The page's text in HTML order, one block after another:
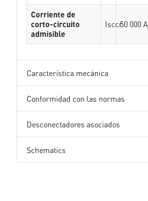
Corriente de
corto-circuito
admisible
Isccr50 000 A
Característica mecánica
Conformidad con las normas
Desconectadores asociados
Schematics